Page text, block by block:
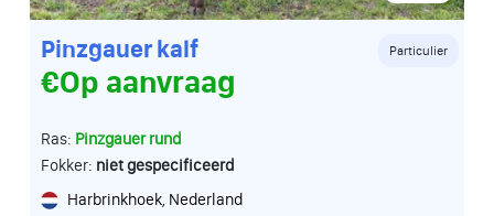
Pinzgauer kalf Particulier
€Op aanvraag
Ras: Pinzgauer rund
Fokker: niet gespecificeerd
Harbrinkhoek, Nederland